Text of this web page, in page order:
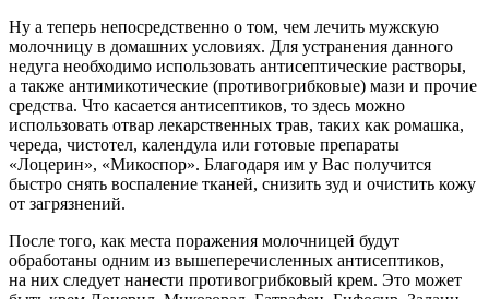
Ну а теперь непосредственно о том, чем лечить мужскую
молочницу в домашних условиях. Для устранения данного
недуга необходимо использовать антисептические растворы,
а также антимикотические (противогрибковые) мази и прочие
средства. Что касается антисептиков, то здесь можно
использовать отвар лекарственных трав, таких как ромашка,
череда, чистотел, календула или готовые препараты
«Лоцерин», «Микоспор». Благодаря им у Вас получится
быстро снять воспаление тканей, снизить зуд и очистить кожу
от загрязнений.
После того, как места поражения молочницей будут
обработаны одним из вышеперечисленных антисептиков,
на них следует нанести противогрибковый крем. Это может